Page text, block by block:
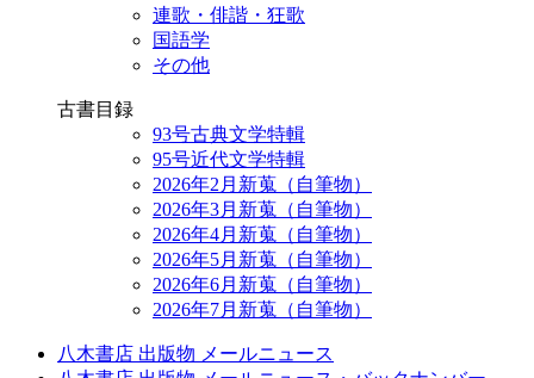
連歌・俳諧・狂歌
国語学
その他
古書目録
93号古典文学特輯
95号近代文学特輯
2026年2月新蒐（自筆物）
2026年3月新蒐（自筆物）
2026年4月新蒐（自筆物）
2026年5月新蒐（自筆物）
2026年6月新蒐（自筆物）
2026年7月新蒐（自筆物）
八木書店 出版物 メールニュース